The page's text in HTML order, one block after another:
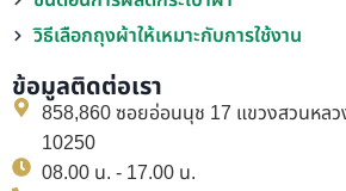
วิธีเลือกถุงผ้าให้เหมาะกับการใช้งาน
ข้อมูลติดต่อเรา
858,860 ซอยอ่อนนุช 17 แขวงสวนหลว
10250
08.00 น. - 17.00 น.